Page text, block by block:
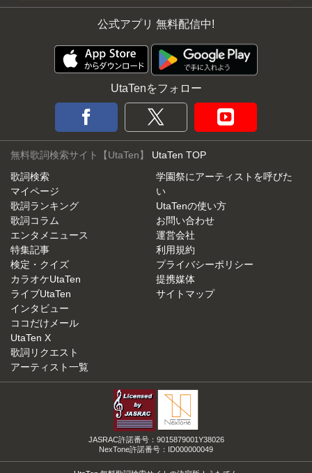
公式アプリ 無料配信中!
UtaTenをフォロー
無料歌詞検索サイト【UtaTen】 UtaTen TOP
歌詞検索
マイページ
歌詞ランキング
歌詞コラム
エンタメニュース
特集記事
検定・クイズ
カラオケUtaTen
ライブUtaTen
インタビュー
ココだけメール
UtaTen X
歌詞リクエスト
アーティスト一覧
学園祭にアーティストを呼びた
い
UtaTenの使い方
お問い合わせ
運営会社
利用規約
プライバシーポリシー
提携媒体
サイトマップ
JASRAC許諾番号：9015879001Y38026
NexTone許諾番号：ID000000049